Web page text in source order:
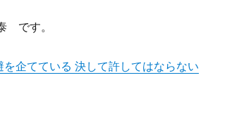
です。
企てている 決して許してはならない